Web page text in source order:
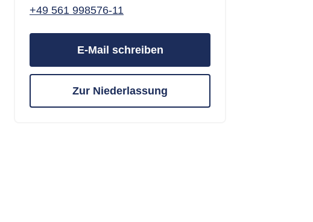
+49 561 998576-11
E-Mail schreiben
Zur Niederlassung